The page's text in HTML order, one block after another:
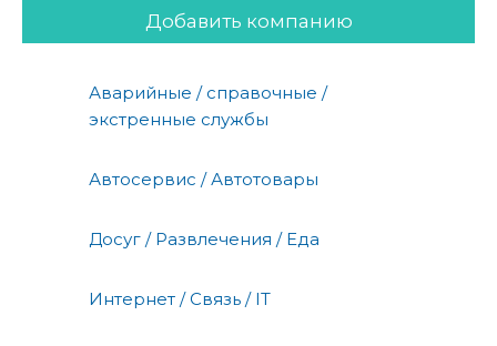
Добавить компанию
Аварийные / справочные /
экстренные службы
Автосервис / Автотовары
Досуг / Развлечения / Еда
Интернет / Связь / IT